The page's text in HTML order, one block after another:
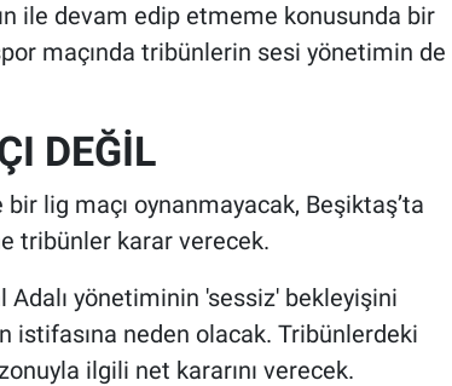
ile devam edip etmeme konusunda bir
maçında tribünlerin sesi yönetimin de
DEĞİL
lig maçı oynanmayacak, Beşiktaş’ta
tribünler karar verecek.
yönetiminin 'sessiz' bekleyişini
istifasına neden olacak. Tribünlerdeki
ilgili net kararını verecek.